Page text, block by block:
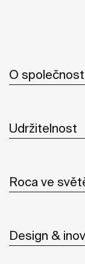
O
Udržitelnost
Roca ve
Design &